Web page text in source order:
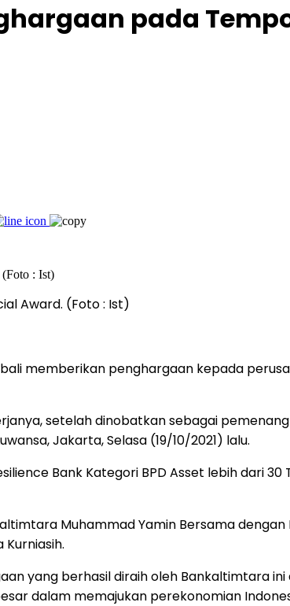
pada
Award. (Foto : Ist)
memberikan penghargaan kepada
setelah dinobatkan sebagai
Jakarta, Selasa (19/10/2021) lalu.
Bank Kategori BPD Asset lebih dari
Muhammad Yamin Bersama dengan
yang berhasil diraih oleh Bankaltimtara
dalam memajukan perekonomian